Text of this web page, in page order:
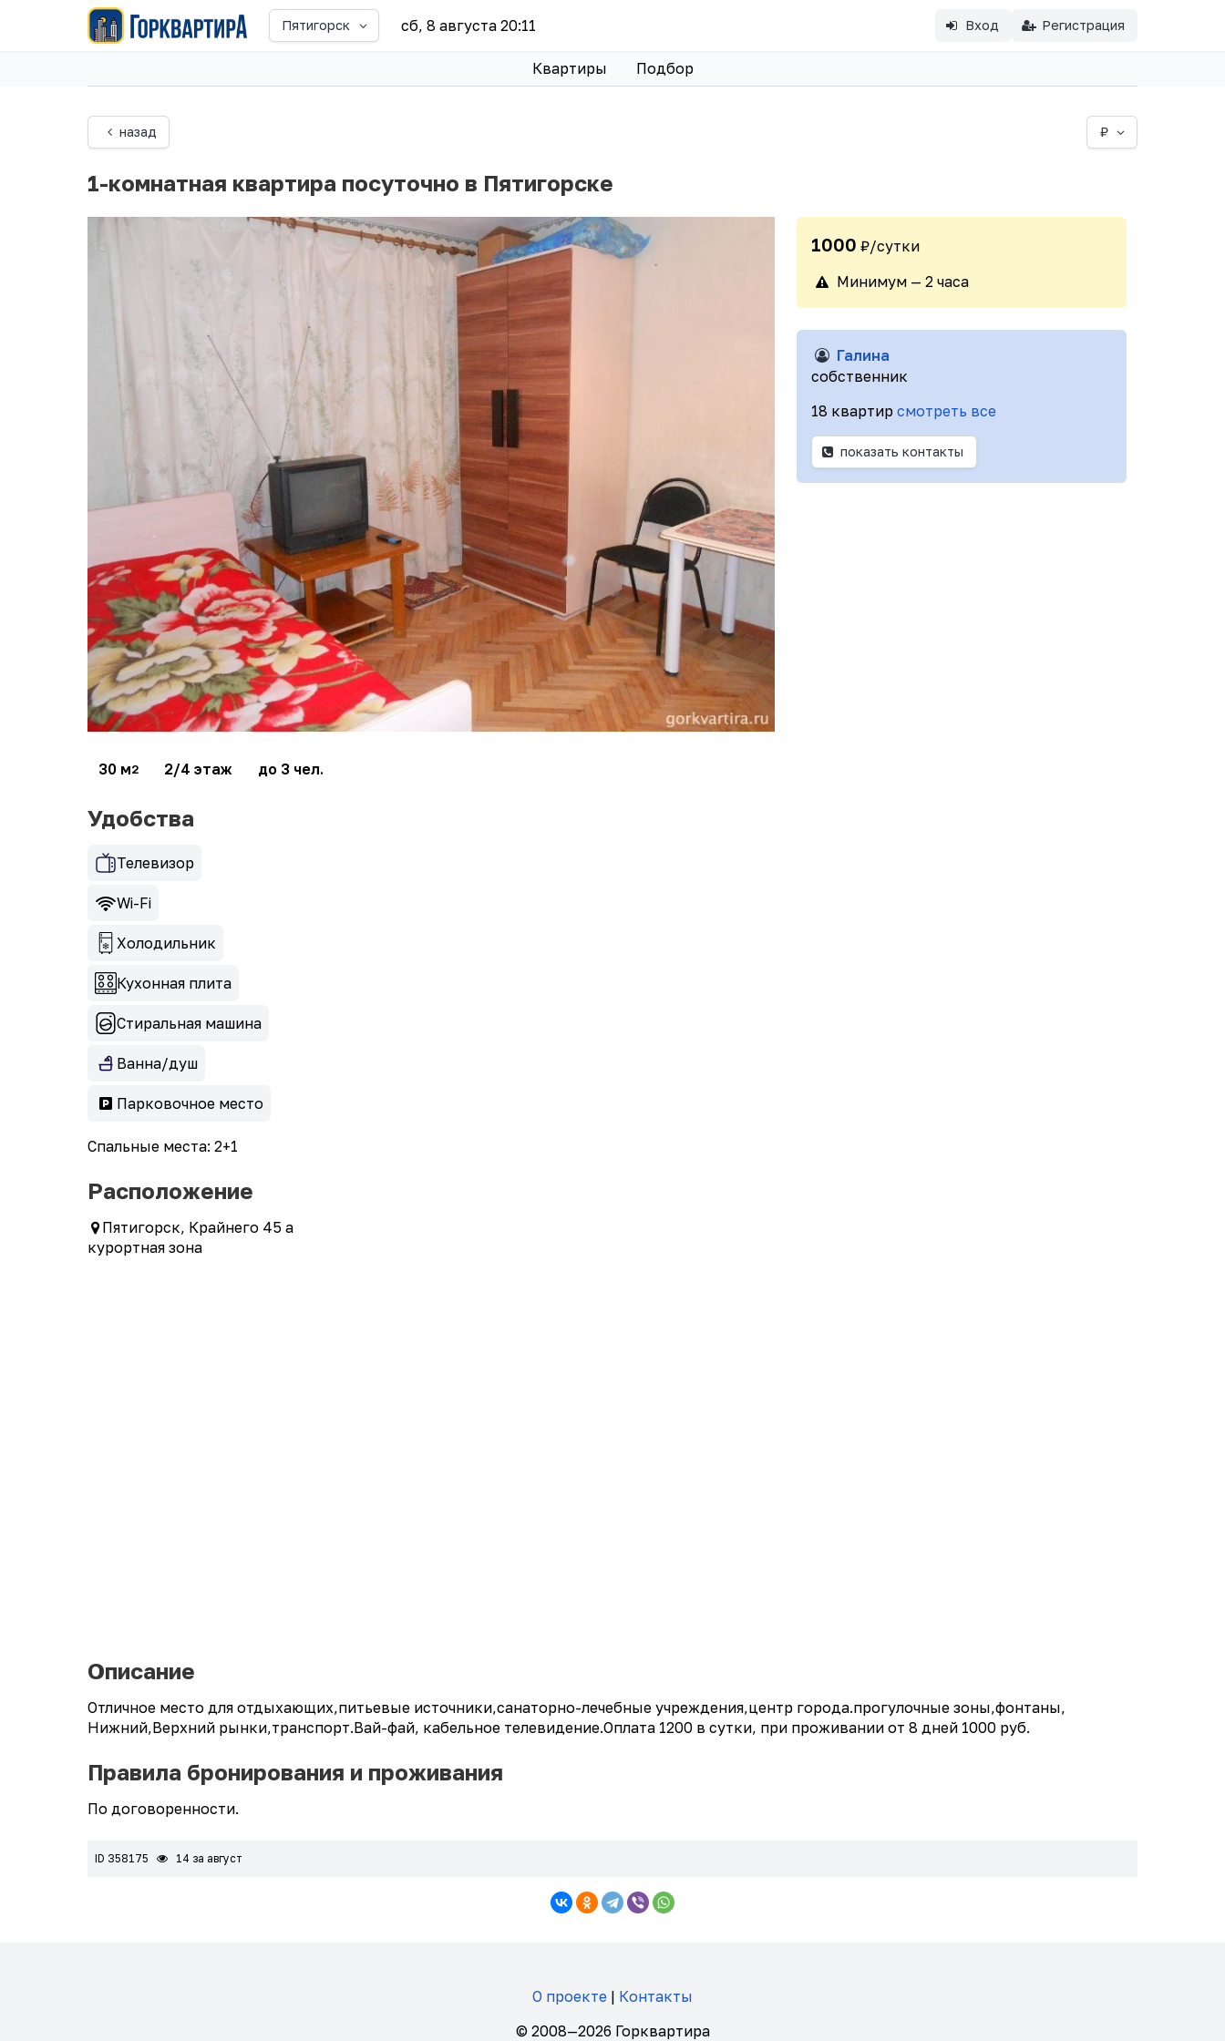
Пятигорск сб, 8 августа 20:11 Вход Регистрация
Квартиры Подбор
назад ₽
1-комнатная квартира посуточно в Пятигорске
30 м2 2/4 этаж до 3 чел.
1000 ₽/сутки
Минимум — 2 часа
Галина
собственник
18 квартир смотреть все
показать контакты
Удобства
Телевизор
Wi-Fi
Холодильник
Кухонная плита
Стиральная машина
Ванна/душ
Парковочное место
Спальные места: 2+1
Расположение
Пятигорск, Крайнего 45 а
курортная зона
Описание
Отличное место для отдыхающих,питьевые источники,санаторно-лечебные учреждения,центр города.прогулочные зоны,фонтаны,
Нижний,Верхний рынки,транспорт.Вай-фай, кабельное телевидение.Оплата 1200 в сутки, при проживании от 8 дней 1000 руб.
Правила бронирования и проживания
По договоренности.
ID 358175 14 за август
О проекте | Контакты
© 2008—2026 Горквартира